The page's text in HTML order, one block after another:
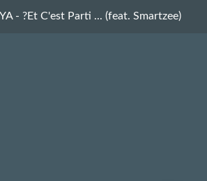
- ?Et C'est Parti ... (feat. Smartzee)